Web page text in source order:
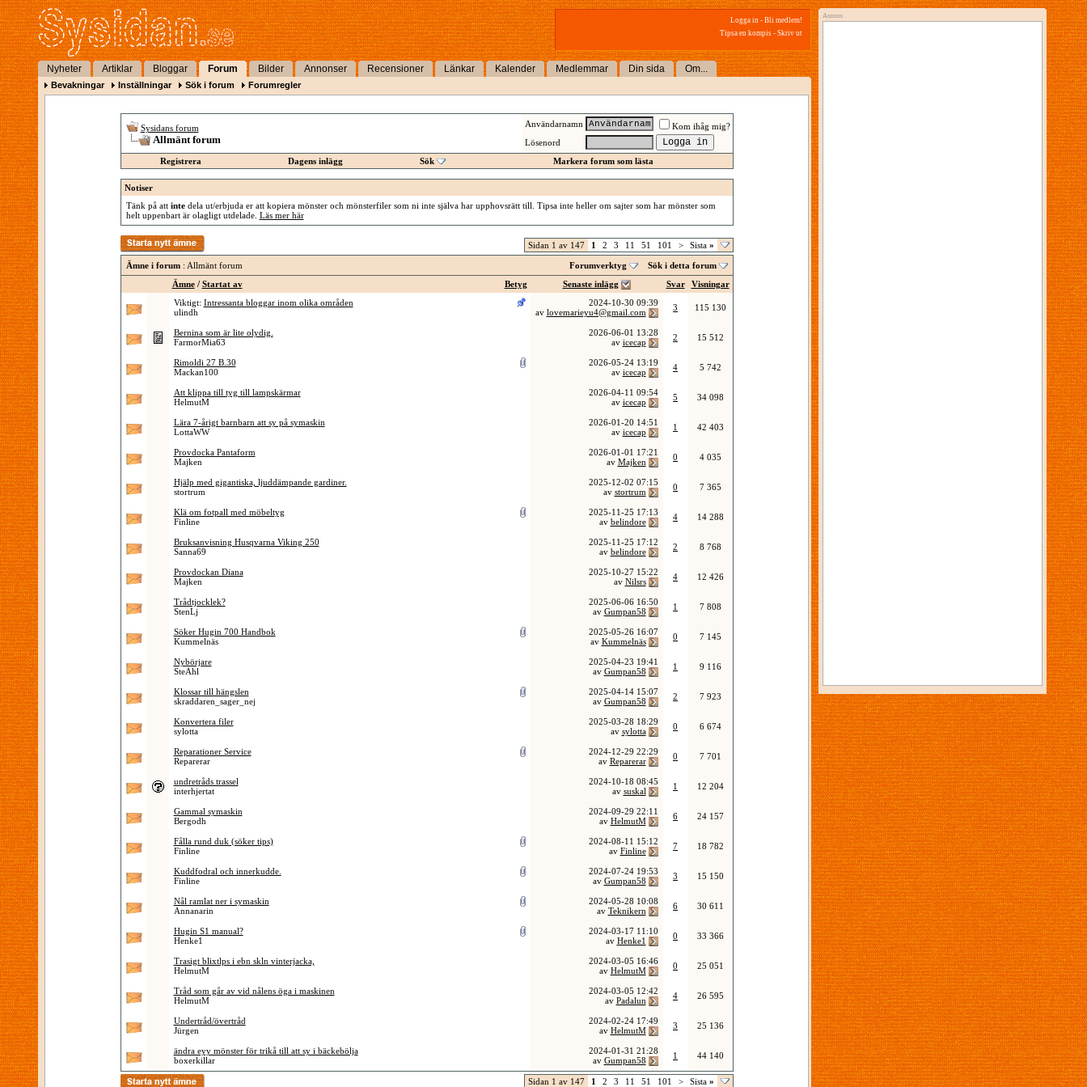
Logga in - Bli medlem!
Tipsa en kompis - Skriv ut
Nyheter Artiklar Bloggar Forum Bilder Annonser Recensioner Länkar Kalender Medlemmar Din sida Om...
Bevakningar Inställningar Sök i forum Forumregler
Sysidans forum
Allmänt forum
Användarnamn
Kom ihåg mig?
Lösenord
Registrera
Dagens inlägg Sök Markera forum som lästa
Notiser
Tänk på att intedela ut/erbjuda er att kopiera mönster och mönsterfiler som ni inte själva har upphovsrätt till. Tipsa inte heller om sajter som har mönster som
helt uppenbart är olagligt utdelade. Läs mer här
Sidan 1 av 147 1 2 3 11 51 101 > Sista »
Ämne i forum: Allmänt forum Forumverktyg
Sök i detta forum
Betyg
Ämne/ Startat av Senaste inlägg Svar
Visningar
Viktigt: Intressanta bloggar inom olika områden
ulindh
2024-10-30 09:39
av lovemarieyu4@gmail.com 3 115 130
Bernina som är lite olydig.
FarmorMia63
2026-06-01 13:28
av icecap 2 15 512
Rimoldi 27 B.30
Mackan100
2026-05-24 13:19
av icecap 4 5 742
Att klippa till tyg till lampskärmar
HelmutM
2026-04-11 09:54
av icecap 5 34 098
Lära 7-årigt barnbarn att sy på symaskin
LottaWW
2026-01-20 14:51
av icecap 1 42 403
Provdocka Pantaform
Majken
2026-01-01 17:21
av Majken 0 4 035
Hjälp med gigantiska, ljuddämpande gardiner.
stortrum
2025-12-02 07:15
av stortrum 0 7 365
Klä om fotpall med möbeltyg
Finline
2025-11-25 17:13
av belindore 4 14 288
Bruksanvisning Husqvarna Viking 250
Sanna69
2025-11-25 17:12
av belindore 2 8 768
Provdockan Diana
Majken
2025-10-27 15:22
av Nilsrs 4 12 426
Trådtjocklek?
StenLj
2025-06-06 16:50
av Gumpan58 1 7 808
Söker Hugin 700 Handbok
Kummelnäs
2025-05-26 16:07
av Kummelnäs 0 7 145
Nybörjare
SteAhl
2025-04-23 19:41
av Gumpan58 1 9 116
Klossar till hängslen
skraddaren_sager_nej
2025-04-14 15:07
av Gumpan58 2 7 923
Konvertera filer
sylotta
2025-03-28 18:29
av sylotta 0 6 674
Reparationer Service
Reparerar
2024-12-29 22:29
av Reparerar 0 7 701
undretråds trassel
interhjertat
2024-10-18 08:45
av suskal 1 12 204
Gammal symaskin
Bergodh
2024-09-29 22:11
av HelmutM 6 24 157
Fålla rund duk (söker tips)
Finline
2024-08-11 15:12
av Finline 7 18 782
Kuddfodral och innerkudde.
Finline
2024-07-24 19:53
av Gumpan58 3 15 150
Nål ramlat ner i symaskin
Annanarin
2024-05-28 10:08
av Teknikern 6 30 611
Hugin S1 manual?
Henke1
2024-03-17 11:10
av Henke1 0 33 366
Trasigt blixtlps i ebn skln vinterjacka,
HelmutM
2024-03-05 16:46
av HelmutM 0 25 051
Tråd som går av vid nålens öga i maskinen
HelmutM
2024-03-05 12:42
av Padalun 4 26 595
Undertråd/övertråd
Jürgen
2024-02-24 17:49
av HelmutM 3 25 136
ändra eyy mönster för trikå till att sy i bäckebölja
boxerkillar
2024-01-31 21:28
av Gumpan58 1 44 140
Sidan 1 av 147 1 2 3 11 51 101 > Sista »
Annons